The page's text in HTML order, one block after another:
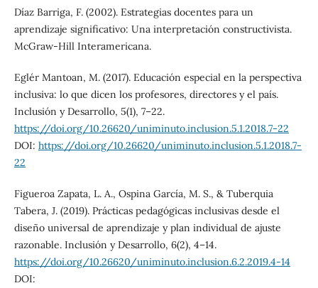
Díaz Barriga, F. (2002). Estrategias docentes para un
aprendizaje significativo: Una interpretación constructivista.
McGraw-Hill Interamericana.
Eglér Mantoan, M. (2017). Educación especial en la perspectiva
inclusiva: lo que dicen los profesores, directores y el país.
Inclusión y Desarrollo, 5(1), 7–22.
https://doi.org/10.26620/uniminuto.inclusion.5.1.2018.7-22
DOI: https://doi.org/10.26620/uniminuto.inclusion.5.1.2018.7-
22
Figueroa Zapata, L. A., Ospina García, M. S., & Tuberquia
Tabera, J. (2019). Prácticas pedagógicas inclusivas desde el
diseño universal de aprendizaje y plan individual de ajuste
razonable. Inclusión y Desarrollo, 6(2), 4–14.
https://doi.org/10.26620/uniminuto.inclusion.6.2.2019.4-14
DOI: